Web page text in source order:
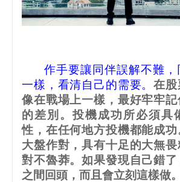
作手要讓同伴誤解不難
一樣，看清自己的需要。在股
像在戰場上一樣，最好牢牢
的差別。投機成功所必須具
性，在任何地方投機都能成
大盤作對，具有十足的大無
對不魯莽。如果發現自己錯
之間回頭，而且會立刻這樣做。